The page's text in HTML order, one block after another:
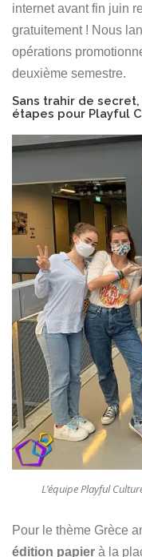
internet avant fin juin
gratuitement ! Nous
opérations
deuxième semestre.
Sans trahir de
étapes pour Playful
L’équipe Playful
Pour le thème Grèce
édition papier à la